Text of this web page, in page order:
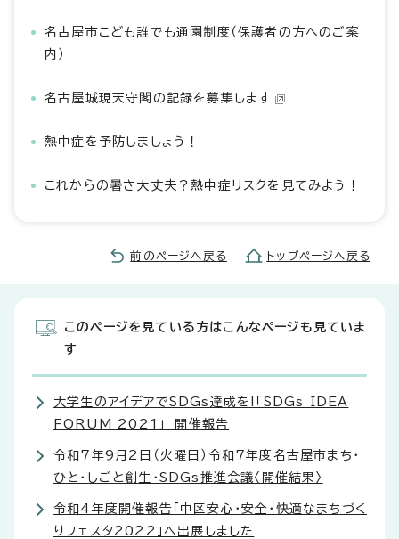
名古屋市こども誰でも通園制度（保護者の方へのご案
内）
名古屋城現天守閣の記録を募集します
熱中症を予防しましょう！
これからの暑さ大丈夫？熱中症リスクを見てみよう！
前のページへ戻る トップページへ戻る
このページを見ている方はこんなページも見ていま
す
大学生のアイデアでSDGs達成を!「SDGs IDEA
FORUM 2021」 開催報告
令和7年9月2日（火曜日）令和7年度名古屋市まち・
ひと・しごと創生・SDGs推進会議〈開催結果〉
令和4年度開催報告「中区安心・安全・快適なまちづく
りフェスタ2022」へ出展しました